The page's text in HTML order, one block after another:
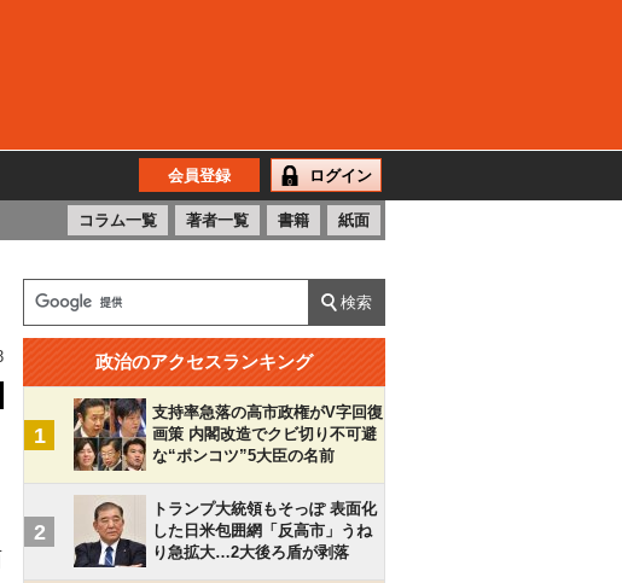
会員登録 ログイン
コラム一覧 著者一覧 書籍 紙面
政治のアクセスランキング
1
支持率急落の高市政権がV字回復
画策 内閣改造でクビ切り不可避
な“ポンコツ”5大臣の名前
2
トランプ大統領もそっぽ 表面化
した日米包囲網「反高市」うね
り急拡大…2大後ろ盾が剥落